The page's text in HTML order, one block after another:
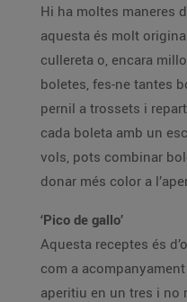
Hi ha moltes maneres
aquesta és molt
cullereta o, encara
boletes, fes-ne tantes
pernil a trossets i
cada boleta amb un
vols, pots combinar
donar més color a
‘Pico de gallo’
Aquesta receptes és
com a
aperitiu en un tres i no